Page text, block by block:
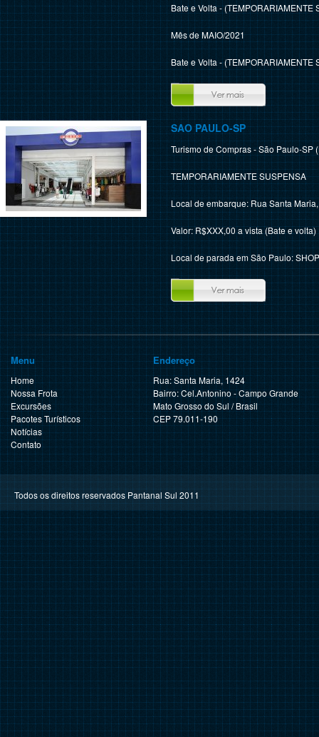
Bate e Volta - (TEMPORARIAMENTE
Mês de MAIO/2021
Bate e Volta - (TEMPORARIAMENTE
SAO PAULO-SP
Turismo de Compras - São Paulo-SP
TEMPORARIAMENTE SUSPENSA
Local de embarque: Rua Santa
Valor: R$XXX,00 a vista (Bate e volta)
Local de parada em São Paulo:
Menu
Home
Nossa Frota
Excursões
Pacotes Turísticos
Notícias
Contato
Endereço
Rua: Santa Maria, 1424
Bairro: Cel.Antonino - Campo Grande
Mato Grosso do Sul / Brasil
CEP 79.011-190
Todos os direitos reservados Pantanal Sul 2011